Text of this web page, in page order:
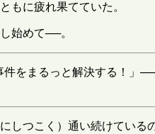
もに疲れ果てていた。
始めて──。
をまるっと解決する！」
つこく）通い続けている